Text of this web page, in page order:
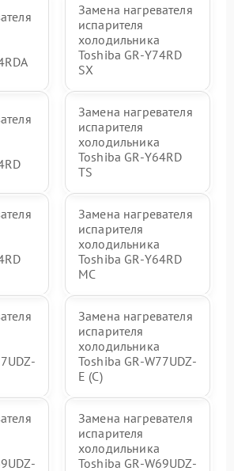
Замена нагревателя
испарителя
холодильника
Toshiba GR-Y74RD
SX
Замена нагревателя
испарителя
холодильника
Toshiba GR-Y64RD
TS
Замена нагревателя
испарителя
холодильника
Toshiba GR-Y64RD
MC
Замена нагревателя
испарителя
холодильника
Toshiba GR-W77UDZ-
E (C)
Замена нагревателя
испарителя
холодильника
Toshiba GR-W69UDZ-